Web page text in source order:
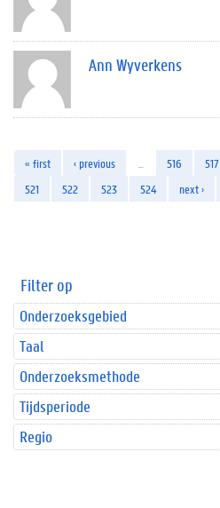
Ann Wyverkens
« first ‹ previous 516 517
521
522 523 524 next ›
Filter op
Onderzoeksgebied
Taal
Onderzoeksmethode
Tijdsperiode
Regio